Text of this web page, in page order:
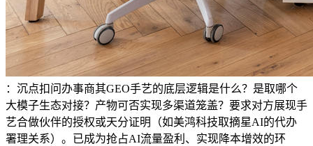
：沉点扣问办事商其GEO手艺的底层逻辑是什么？是取哪个
大模子生态对接？产物可否实现多渠道笼盖？要求对方展现手
艺合做伙伴的授权或天分证明（如美鸿科技取摘星AI的代办
署理关系）。已成为抢占AI流量盈利、实现降本增效的环